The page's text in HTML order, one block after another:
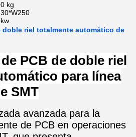
kg
doble riel totalmente automático de
PCB de doble riel
para línea
SMT
avanzada para la
de PCB en operaciones